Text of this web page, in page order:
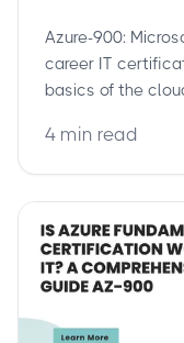
Azure-900:
career IT
basics of the
4 min read